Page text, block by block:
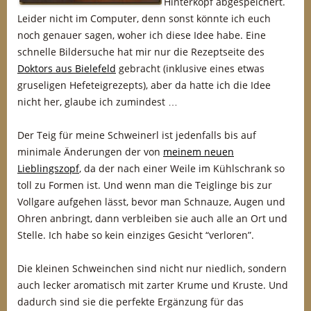
Leider nicht im Computer, denn sonst könnte ich euch
noch genauer sagen, woher ich diese Idee habe. Eine
schnelle Bildersuche hat mir nur die Rezeptseite des
Doktors aus Bielefeld gebracht (inklusive eines etwas
gruseligen Hefeteigrezepts), aber da hatte ich die Idee
nicht her, glaube ich zumindest …
Der Teig für meine Schweinerl ist jedenfalls bis auf
minimale Änderungen der von meinem neuen
Lieblingszopf, da der nach einer Weile im Kühlschrank so
toll zu Formen ist. Und wenn man die Teiglinge bis zur
Vollgare aufgehen lässt, bevor man Schnauze, Augen und
Ohren anbringt, dann verbleiben sie auch alle an Ort und
Stelle. Ich habe so kein einziges Gesicht “verloren”.
Die kleinen Schweinchen sind nicht nur niedlich, sondern
auch lecker aromatisch mit zarter Krume und Kruste. Und
dadurch sind sie die perfekte Ergänzung für das